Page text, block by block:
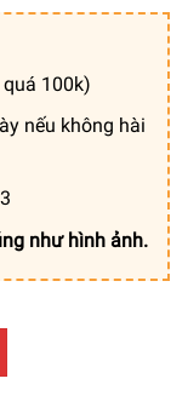
100k)
nếu không hài
như hình ảnh.
Studio, Tiệm